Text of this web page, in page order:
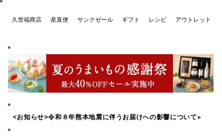
久世福商店 産直便 サンクゼール ギフト レシピ アウトレット
<お知らせ>令和８年熊本地震に伴うお届けへの影響について»